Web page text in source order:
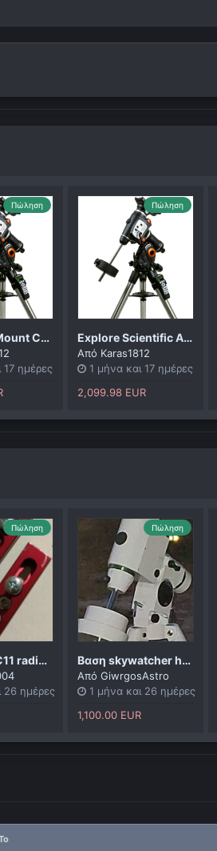
Πώληση
Celestron Mount CGEM II GoTo
17 ημέρες
Πώληση
Explore Scientific Apochromatischer Refraktor AP 127/952 ED triplet Alu Essential OTA + celestron mount cgemii με τριποδο
Από Karas1812
1 μήνα και 17 ημέρες
2,099.98 EUR
Πώληση
C8/C9.25/C11 radius blocks
26 ημέρες
Πώληση
Βαση skywatcher hq5 pro
Από GiwrgosAstro
1 μήνα και 26 ημέρες
1,100.00 EUR